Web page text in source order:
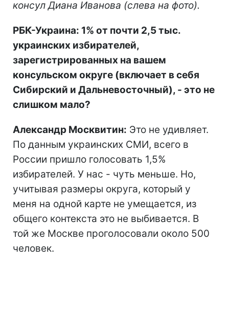
консул Диана Иванова (слева на фото).
РБК-Украина: 1% от почти 2,5 тыс.
украинских избирателей,
зарегистрированных на вашем
консульском округе (включает в себя
Сибирский и Дальневосточный), - это не
слишком мало?
Александр Москвитин: Это не удивляет.
По данным украинских СМИ, всего в
России пришло голосовать 1,5%
избирателей. У нас - чуть меньше. Но,
учитывая размеры округа, который у
меня на одной карте не умещается, из
общего контекста это не выбивается. В
той же Москве проголосовали около 500
человек.